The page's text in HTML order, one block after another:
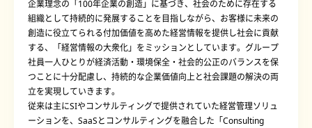
企業理念の「100年企業の創造」に基づき、社会のために存在する
組織として持続的に発展することを目指しながら、お客様に未来の
創造に役立てられる付加価値を高めた経営情報を提供し社会に貢献
する、「経営情報の大衆化」をミッションとしています。グループ
社員一人ひとりが経済活動・環境保全・社会的公正のバランスを保
つことに十分配慮し、持続的な企業価値向上と社会課題の解決の両
立を実現していきます。
従来は主にSIやコンサルティングで提供されていた経営管理ソリュ
ーションを、SaaSとコンサルティングを融合した「Consulting